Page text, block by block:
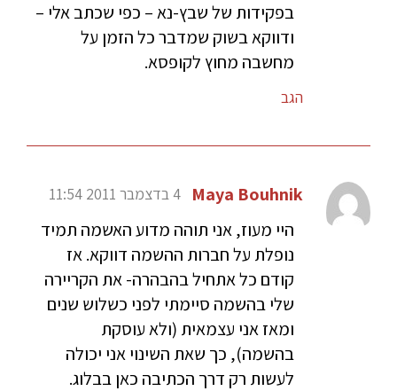
בפקידות של שבץ-נא – כפי שכתב אלי –
ודווקא בשוק שמדבר כל הזמן על
מחשבה מחוץ לקופסא.
הגב
Maya Bouhnik 4 בדצמבר 2011 11:54
היי מעוז, אני תוהה מדוע האשמה תמיד
נופלת על חברות ההשמה דווקא. אז
קודם כל אתחיל בהבהרה- את הקריירה
שלי בהשמה סיימתי לפני כשלוש שנים
ומאז אני עצמאית (ולא עוסקת
בהשמה), כך שאת השינוי אני יכולה
לעשות רק דרך הכתיבה כאן בבלוג.